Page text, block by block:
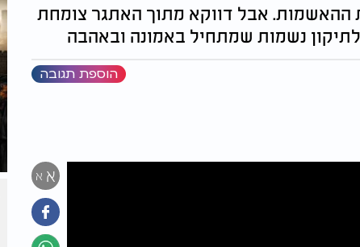
ההאשמות. אבל דווקא מתוך האתגר צומחת
נשמות שמתחיל באמונה ובאהבה
הוספת תגובה
א א